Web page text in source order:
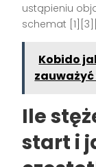
ustąpieniu
schemat
Kobido
Ile
start i